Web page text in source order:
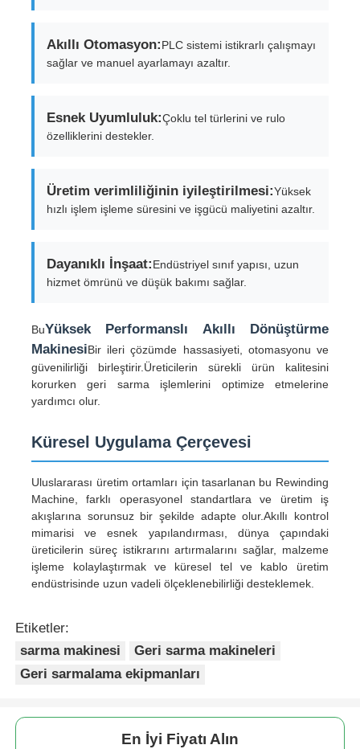
Akıllı Otomasyon:PLC sistemi istikrarlı çalışmayı
sağlar ve manuel ayarlamayı azaltır.
Esnek Uyumluluk:Çoklu tel türlerini ve rulo
özelliklerini destekler.
Üretim verimliliğinin iyileştirilmesi:Yüksek
hızlı işlem işleme süresini ve işgücü maliyetini azaltır.
Dayanıklı İnşaat:Endüstriyel sınıf yapısı, uzun
hizmet ömrünü ve düşük bakımı sağlar.
BuYüksek Performanslı Akıllı Dönüştürme
MakinesiBir ileri çözümde hassasiyeti, otomasyonu ve
güvenilirliği birleştirir.Üreticilerin sürekli ürün kalitesini
korurken geri sarma işlemlerini optimize etmelerine
yardımcı olur.
Küresel Uygulama Çerçevesi
Uluslararası üretim ortamları için tasarlanan bu Rewinding
Machine, farklı operasyonel standartlara ve üretim iş
akışlarına sorunsuz bir şekilde adapte olur.Akıllı kontrol
mimarisi ve esnek yapılandırması, dünya çapındaki
üreticilerin süreç istikrarını artırmalarını sağlar, malzeme
işleme kolaylaştırmak ve küresel tel ve kablo üretim
endüstrisinde uzun vadeli ölçeklenebilirliği desteklemek.
Etiketler:
sarma makinesi
Geri sarma makineleri
Geri sarmalama ekipmanları
En İyi Fiyatı Alın